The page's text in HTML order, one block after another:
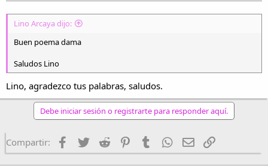
Lino Arcaya dijo:
Buen poema dama
Saludos Lino
Lino, agradezco tus palabras, saludos.
Debe iniciar sesión o registrarte para responder aquí.
Compartir: Facebook
TwitterReddit PinterestTumblrWhatsApp
EmailEnlace